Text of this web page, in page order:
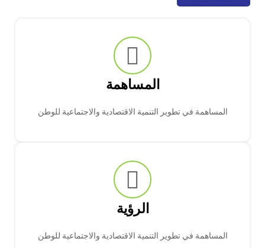
المساهمة
المساهمة في تطوير التنمية الاقتصادية والاجتماعية للوطن
الرؤية
المساهمة في تطوير التنمية الاقتصادية والاجتماعية للوطن